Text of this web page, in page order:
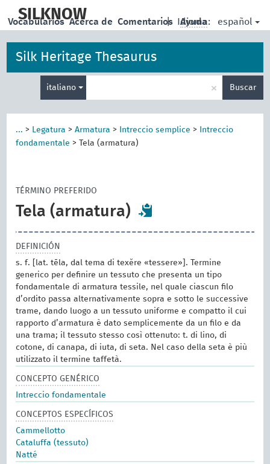
main
SILKNOW | Idioma: español
Vocabularios Acerca de Comentarios Ayuda
Silk Heritage Thesaurus
italiano × Buscar
... > Legatura >Armatura > Intreccio semplice >
Intreccio
fondamentale > Tela (armatura)
TÉRMINO PREFERIDO
Tela (armatura)
DEFINICIÓN
s. f. [lat. tēla, dal tema di texĕre «tessere»]. Termine
generico per definire un tessuto che presenta un tipo
fondamentale di armatura tessile, nel quale ciascun filo
d’ordito passa alternativamente sopra e sotto le successive
trame, dando luogo a un tessuto uniforme e compatto il cui
rapporto d’armatura è dato semplicemente da un filo e da
una trama; il tessuto stesso così ottenuto: t. di lino, di
cotone, di canapa, di iuta, di seta. Nel caso della seta è più
utilizzato il termine taffetà.
CONCEPTO GENÉRICO
Intreccio fondamentale
CONCEPTOS ESPECÍFICOS
Cammellotto
Cataluffa (tessuto)
Natté